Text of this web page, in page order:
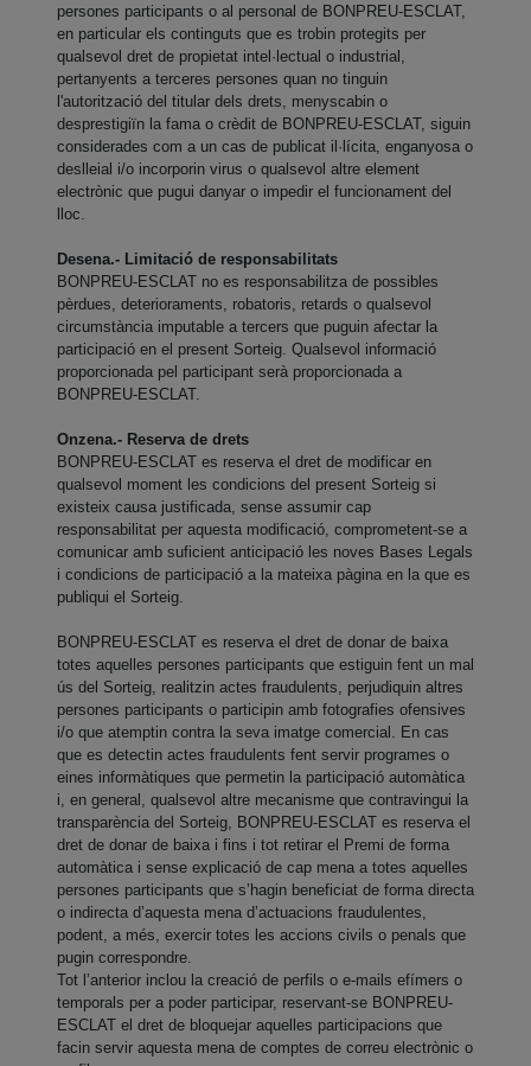
persones participants o al personal de BONPREU-ESCLAT,
en particular els continguts que es trobin protegits per
qualsevol dret de propietat intel·lectual o industrial,
pertanyents a terceres persones quan no tinguin
l'autorització del titular dels drets, menyscabin o
desprestigiïn la fama o crèdit de BONPREU-ESCLAT, siguin
considerades com a un cas de publicat il·lícita, enganyosa o
deslleial i/o incorporin virus o qualsevol altre element
electrònic que pugui danyar o impedir el funcionament del
lloc.
Desena.- Limitació de responsabilitats
BONPREU-ESCLAT no es responsabilitza de possibles
pèrdues, deterioraments, robatoris, retards o qualsevol
circumstància imputable a tercers que puguin afectar la
participació en el present Sorteig. Qualsevol informació
proporcionada pel participant serà proporcionada a
BONPREU-ESCLAT.
Onzena.- Reserva de drets
BONPREU-ESCLAT es reserva el dret de modificar en
qualsevol moment les condicions del present Sorteig si
existeix causa justificada, sense assumir cap
responsabilitat per aquesta modificació, comprometent-se a
comunicar amb suficient anticipació les noves Bases Legals
i condicions de participació a la mateixa pàgina en la que es
publiqui el Sorteig.
BONPREU-ESCLAT es reserva el dret de donar de baixa
totes aquelles persones participants que estiguin fent un mal
ús del Sorteig, realitzin actes fraudulents, perjudiquin altres
persones participants o participin amb fotografies ofensives
i/o que atemptin contra la seva imatge comercial. En cas
que es detectin actes fraudulents fent servir programes o
eines informàtiques que permetin la participació automàtica
i, en general, qualsevol altre mecanisme que contravingui la
transparència del Sorteig, BONPREU-ESCLAT es reserva el
dret de donar de baixa i fins i tot retirar el Premi de forma
automàtica i sense explicació de cap mena a totes aquelles
persones participants que s’hagin beneficiat de forma directa
o indirecta d’aquesta mena d’actuacions fraudulentes,
podent, a més, exercir totes les accions civils o penals que
pugin correspondre.
Tot l’anterior inclou la creació de perfils o e-mails efímers o
temporals per a poder participar, reservant-se BONPREU-
ESCLAT el dret de bloquejar aquelles participacions que
facin servir aquesta mena de comptes de correu electrònic o